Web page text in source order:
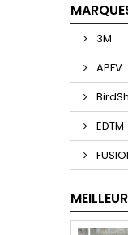
3M
APFV
EDTM